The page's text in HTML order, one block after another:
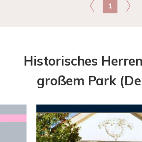
1
Historisches
großem Park